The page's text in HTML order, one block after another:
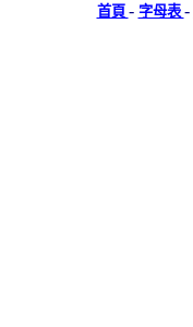
首頁 - 字母表 -